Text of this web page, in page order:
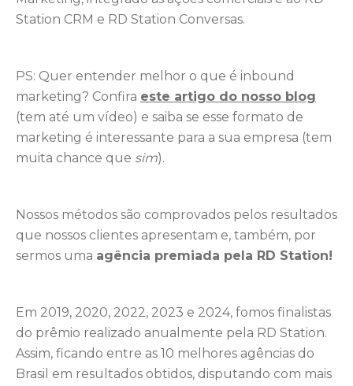
Station CRM e RD Station Conversas.
PS: Quer entender melhor o que é inbound
marketing? Confira este artigo do nosso blog
(tem até um vídeo) e saiba se esse formato de
marketing é interessante para a sua empresa (tem
muita chance que sim).
Nossos métodos são comprovados pelos resultados
que nossos clientes apresentam e, também, por
sermos uma agência premiada pela RD Station!
Em 2019, 2020, 2022, 2023 e 2024, fomos finalistas
do prêmio realizado anualmente pela RD Station.
Assim, ficando entre as 10 melhores agências do
Brasil em resultados obtidos, disputando com mais